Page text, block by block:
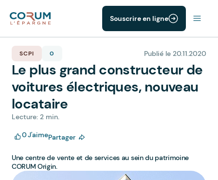
Souscrire en ligne
SCPI 0 Publié le 20.11.2020
Le plus grand constructeur de
voitures électriques, nouveau
locataire
Lecture: 2 min.
0J'aimePartager
Une centre de vente et de services au sein du patrimoine
CORUM Origin.